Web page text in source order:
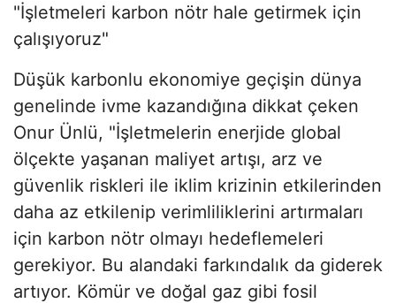
"İşletmeleri karbon nötr hale getirmek için
çalışıyoruz"
Düşük karbonlu ekonomiye geçişin dünya
genelinde ivme kazandığına dikkat çeken
Onur Ünlü, "İşletmelerin enerjide global
ölçekte yaşanan maliyet artışı, arz ve
güvenlik riskleri ile iklim krizinin etkilerinden
daha az etkilenip verimliliklerini artırmaları
için karbon nötr olmayı hedeflemeleri
gerekiyor. Bu alandaki farkındalık da giderek
artıyor. Kömür ve doğal gaz gibi fosil